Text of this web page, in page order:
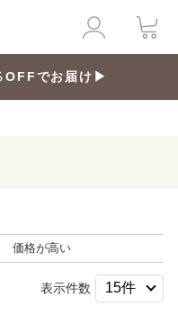
OFFでお届け▶
価格が高い
表示件数